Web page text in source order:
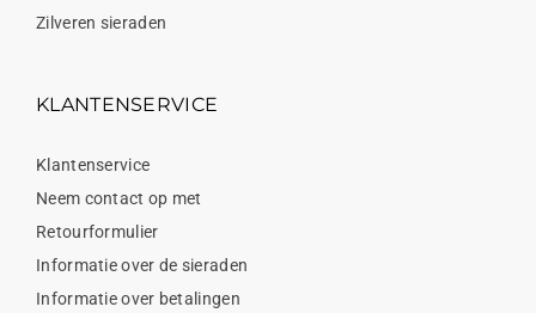
Zilveren sieraden
KLANTENSERVICE
Klantenservice
Neem contact op met
Retourformulier
Informatie over de sieraden
Informatie over betalingen